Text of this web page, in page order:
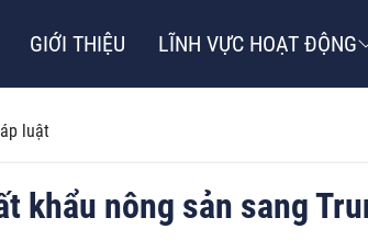
GIỚI THIỆU LĨNH VỰC HOẠT ĐỘNG
luật
khẩu nông sản sang